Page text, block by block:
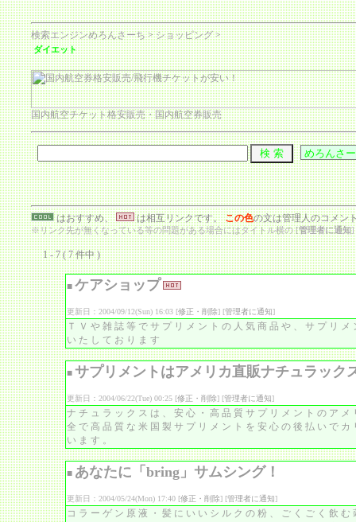
検索エンジンめろんさーち>ショッピング>
ダイエット
国内航空チケット格安販売・国内航空券販売
はおすすめ、 は相互リンクです。この色の文は管理人のコメン
※リンク先が無くなっている等の問題がある場合にはタイトル横の [管理者に通知]
1 - 7 ( 7 件中 )
■ ケアショップ
更新日：2004/09/12(Sun) 16:03 [修正・削除] [管理者に通知]
ＴＶや雑誌等でサプリメントの人気商品や、サプリ
いたしております
■ サプリメントはアメリカ直販ナチュラック
更新日：2004/06/22(Tue) 00:25 [修正・削除] [管理者に通知]
ナチュラックスは、安心・高品質サプリメントのア
全で高品質な米国製サプリメントを安心の後払いで
います。
■ あなたに「bring」サムシング！
更新日：2004/05/24(Mon) 17:40 [修正・削除] [管理者に通知]
コラーゲン原液・髪にいいシルクの粉、ごくごく飲